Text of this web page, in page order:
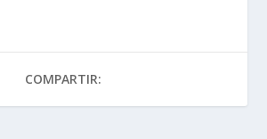
dI
n
ar
r
COMPARTIR: